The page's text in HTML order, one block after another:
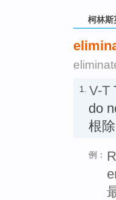
柯林斯
1. V-T
do
根除
例：